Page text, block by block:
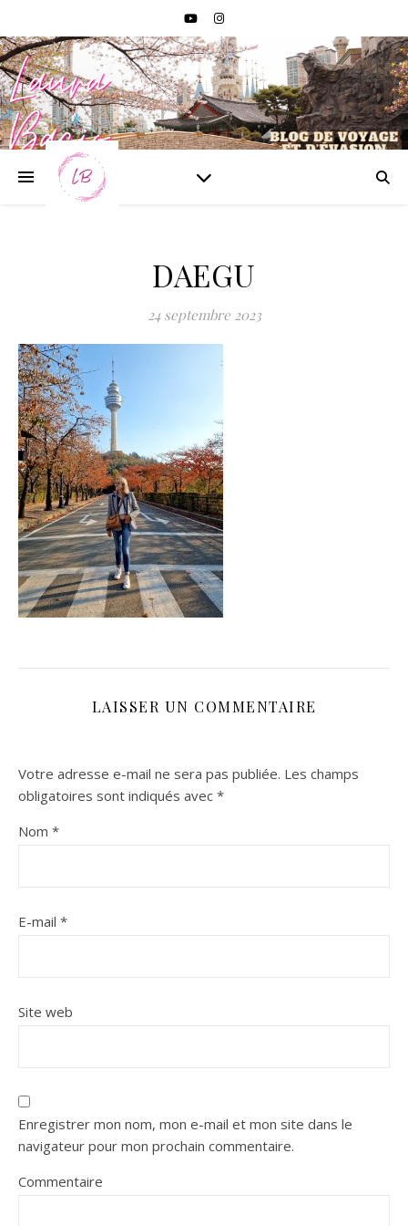
DAEGU
24 septembre 2023
LAISSER UN COMMENTAIRE
Votre adresse e-mail ne sera pas publiée. Les champs
obligatoires sont indiqués avec *
Nom *
E-mail *
Site web
Enregistrer mon nom, mon e-mail et mon site dans le
navigateur pour mon prochain commentaire.
Commentaire